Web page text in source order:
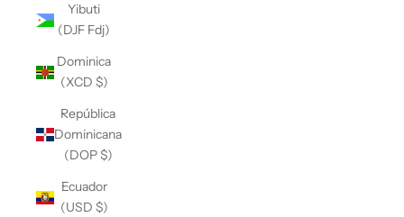
Yibuti
(DJF Fdj)
Dominica
(XCD $)
República
Dominicana
(DOP $)
Ecuador
(USD $)